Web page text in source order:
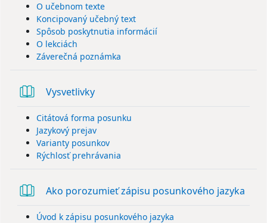
O učebnom texte
Koncipovaný učebný text
Spôsob poskytnutia informácií
O lekciách
Záverečná poznámka
VysvetlivkyKniha
Citátová forma posunku
Jazykový prejav
Varianty posunkov
Rýchlosť prehrávania
Ako porozumieť zápisu posunkového jazyka
Úvod k zápisu posunkového jazyka